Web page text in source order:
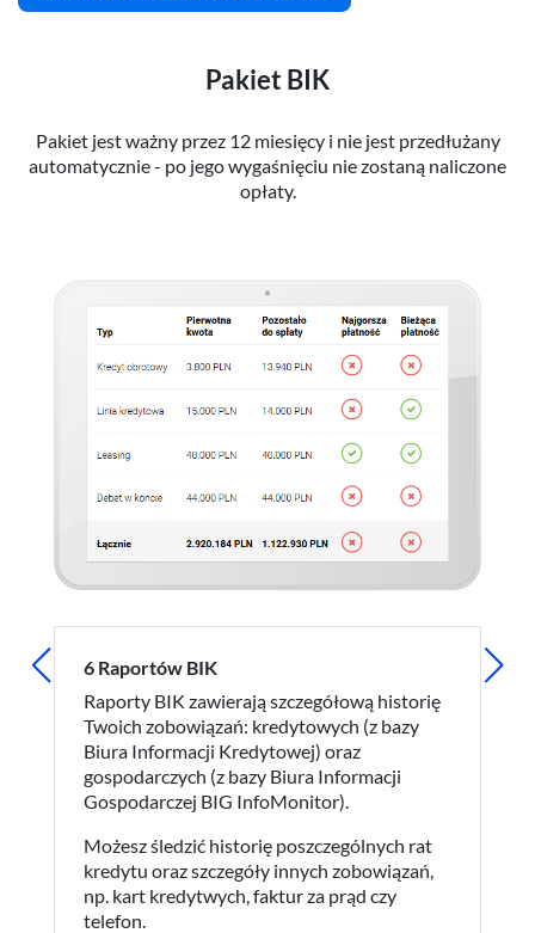
Pakiet BIK
Pakiet jest ważny przez 12 miesięcy i nie jest przedłużany
automatycznie - po jego wygaśnięciu nie zostaną naliczone
opłaty.
6 Raportów BIK
Raporty BIK zawierają szczegółową historię
Twoich zobowiązań: kredytowych (z bazy
Biura Informacji Kredytowej) oraz
gospodarczych (z bazy Biura Informacji
Gospodarczej BIG InfoMonitor).
Możesz śledzić historię poszczególnych rat
kredytu oraz szczegóły innych zobowiązań,
np. kart kredytwych, faktur za prąd czy
telefon.